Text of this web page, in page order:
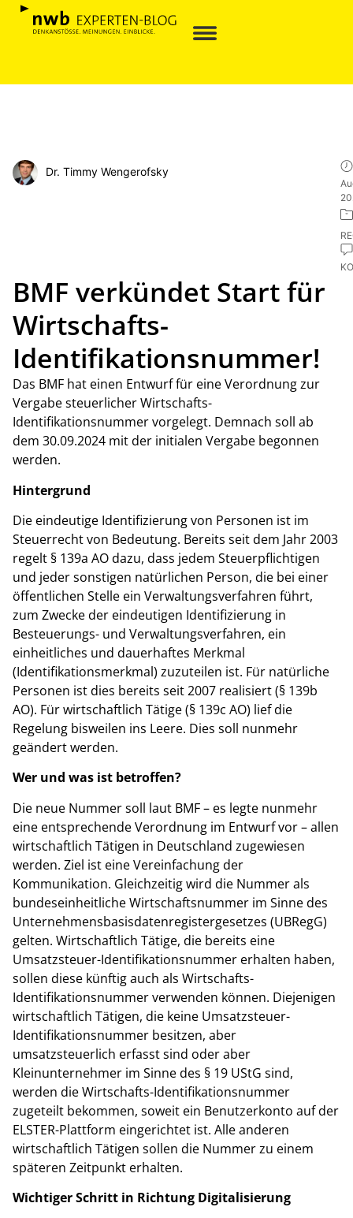
Dr. Timmy Wengerofsky
BMF verkündet Start für
Wirtschafts-
Identifikationsnummer!
Das BMF hat einen Entwurf für eine Verordnung zur
Vergabe steuerlicher Wirtschafts-
Identifikationsnummer vorgelegt. Demnach soll ab
dem 30.09.2024 mit der initialen Vergabe begonnen
werden.
Hintergrund
Die eindeutige Identifizierung von Personen ist im
Steuerrecht von Bedeutung. Bereits seit dem Jahr 2003
regelt § 139a AO dazu, dass jedem Steuerpflichtigen
und jeder sonstigen natürlichen Person, die bei einer
öffentlichen Stelle ein Verwaltungsverfahren führt,
zum Zwecke der eindeutigen Identifizierung in
Besteuerungs- und Verwaltungsverfahren, ein
einheitliches und dauerhaftes Merkmal
(Identifikationsmerkmal) zuzuteilen ist. Für natürliche
Personen ist dies bereits seit 2007 realisiert (§ 139b
AO). Für wirtschaftlich Tätige (§ 139c AO) lief die
Regelung bisweilen ins Leere. Dies soll nunmehr
geändert werden.
Wer und was ist betroffen?
Die neue Nummer soll laut BMF – es legte nunmehr
eine entsprechende Verordnung im Entwurf vor – allen
wirtschaftlich Tätigen in Deutschland zugewiesen
werden. Ziel ist eine Vereinfachung der
Kommunikation. Gleichzeitig wird die Nummer als
bundeseinheitliche Wirtschaftsnummer im Sinne des
Unternehmensbasisdatenregistergesetzes (UBRegG)
gelten. Wirtschaftlich Tätige, die bereits eine
Umsatzsteuer-Identifikationsnummer erhalten haben,
sollen diese künftig auch als Wirtschafts-
Identifikationsnummer verwenden können. Diejenigen
wirtschaftlich Tätigen, die keine Umsatzsteuer-
Identifikationsnummer besitzen, aber
umsatzsteuerlich erfasst sind oder aber
Kleinunternehmer im Sinne des § 19 UStG sind,
werden die Wirtschafts-Identifikationsnummer
zugeteilt bekommen, soweit ein Benutzerkonto auf der
ELSTER-Plattform eingerichtet ist. Alle anderen
wirtschaftlich Tätigen sollen die Nummer zu einem
späteren Zeitpunkt erhalten.
Wichtiger Schritt in Richtung Digitalisierung